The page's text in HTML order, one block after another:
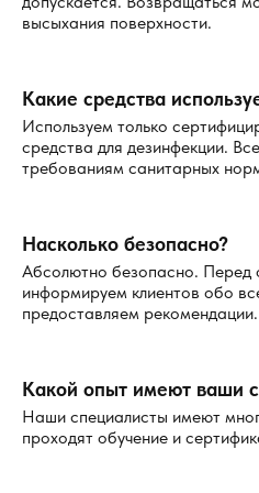
вредителей важно
обработку, чтобы
проверкам и
дом в безопасности от
кожеедов.
Мы — профессионалы в
и предлагаем своим клиентам
и безопасные методы. Вот
Быстрая и
гарантируем, что все
проведены быстро и
высыхания поверхности.
Какие средства
Используем только
средства для дезинфекции.
требованиям санитарных
Насколько безопасно?
Абсолютно безопасно. Перед
информируем клиентов обо
предоставляем рекомендации.
Какой опыт имеют ваши
Наши специалисты имеют
проходят обучение и